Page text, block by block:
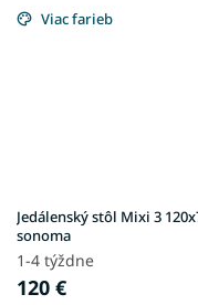
Viac farieb
Jedálenský stôl Mixi 3
sonoma
1-4 týždne
120 €